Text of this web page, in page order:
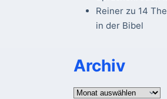
Reinerzu 14
in der Bibel
Archiv
Archiv